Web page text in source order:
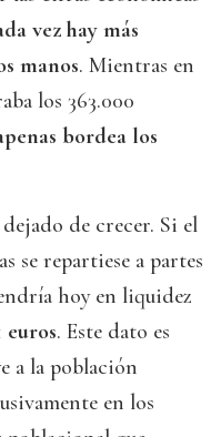
vez hay más
manos. Mientras en
los 363.000
bordea los
de crecer. Si el
se repartiese a partes
hoy en liquidez
euros. Este dato es
a la población
en los